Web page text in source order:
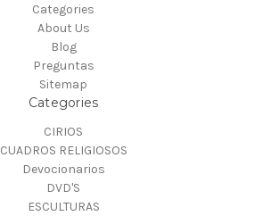
Categories
About Us
Blog
Preguntas
Sitemap
Categories
CIRIOS
CUADROS RELIGIOSOS
Devocionarios
DVD'S
ESCULTURAS